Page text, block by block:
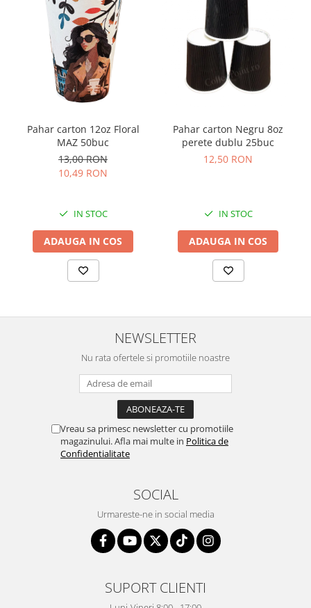
Pahar carton 12oz Floral
MAZ 50buc
13,00 RON
10,49 RON
IN STOC
ADAUGA IN COS
Pahar carton Negru 8oz
perete dublu 25buc
12,50 RON
IN STOC
ADAUGA IN COS
NEWSLETTER
Nu rata ofertele si promotiile noastre
Vreau sa primesc newsletter cu promotiile
magazinului. Afla mai multe in Politica de
Confidentialitate
SOCIAL
Urmareste-ne in social media
SUPORT CLIENTI